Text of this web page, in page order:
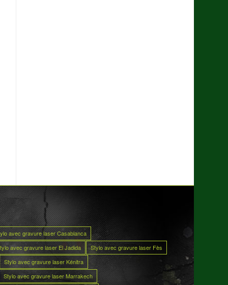
avec gravure laser Casablanca
avec gravure laser El Jadida
Stylo avec gravure laser Fès
Stylo avec gravure laser Kénitra
Stylo avec gravure laser Marrakech